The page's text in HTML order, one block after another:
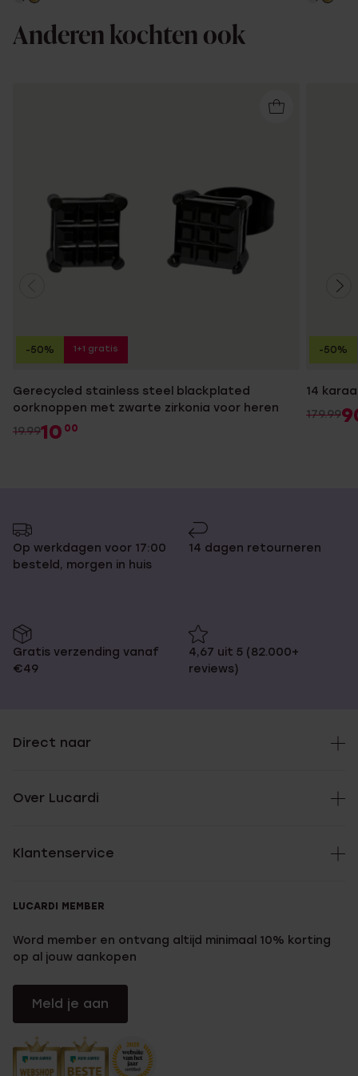
Anderen kochten ook
Gerecycled stainless steel blackplated
oorknoppen met zwarte zirkonia voor heren
19.9910 00
-50% 1+1 gratis
14
179.99
-50%
Op werkdagen voor 17:00
besteld, morgen in huis
14 dagen retourneren
Gratis verzending vanaf
€49
4,67 uit 5 (82.000+
reviews)
Direct naar
Over Lucardi
Klantenservice
LUCARDI MEMBER
Word member en ontvang altijd minimaal 10% korting
op al jouw aankopen
Meld je aan